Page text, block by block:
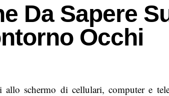
Da Sapere
Occhi
schermo di cellulari, computer e